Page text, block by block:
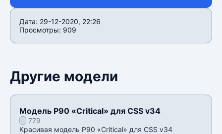
Дата: 29-12-2020, 22:26
Просмотры: 909
Другие модели
Модель P90 «Critical» для CSS v34
779
Красивая модель P90 «Critical» для CSS v34